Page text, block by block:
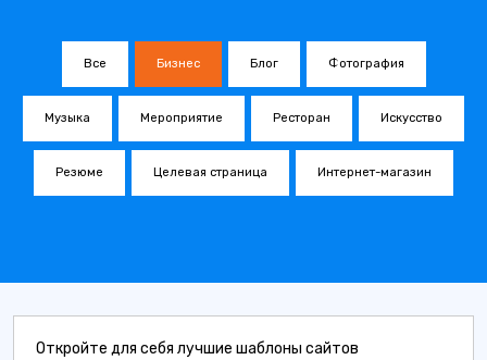
Все Бизнес Блог Фотография
Музыка Мероприятие Ресторан Искусство
Резюме Целевая страница Интернет-магазин
Откройте для себя лучшие шаблоны сайтов